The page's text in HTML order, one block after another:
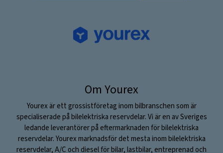
Om Yourex
Yourex är ett grossistföretag inom bilbranschen som är
specialiserade på bilelektriska reservdelar. Vi är en av Sveriges
ledande leverantörer på eftermarknaden för bilelektriska
reservdelar. Yourex marknadsför det mesta inom bilelektriska
reservdelar, A/C och diesel för bilar, lastbilar, entreprenad och